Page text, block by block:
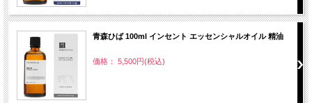
青森ひば 100ml インセント エッセンシャルオイル 精油
価格： 5,500円(税込)